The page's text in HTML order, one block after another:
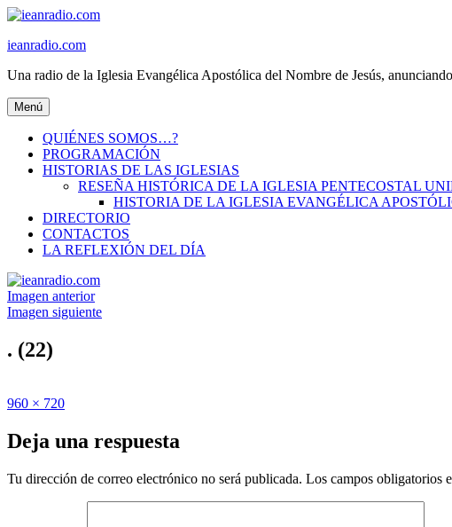
Ir
contenido
ieanradio.com
Una radio de la Iglesia Evangélica Apostólica del Nombre de Jesús,
Menú
QUIÉNES SOMOS…?
PROGRAMACIÓN
HISTORIAS DE LAS IGLESIAS
RESEÑA HISTÓRICA DE LA IGLESIA PENTECOSTAL
HISTORIA DE LA IGLESIA EVANGÉLICA
DIRECTORIO
CONTACTOS
LA REFLEXIÓN DEL DÍA
Imagen anterior
Imagen siguiente
. (22)
Publicado
Tamaño
960 × 720
Deja una respuesta
Tu dirección de correo electrónico no será publicada. Los campos obligatorios